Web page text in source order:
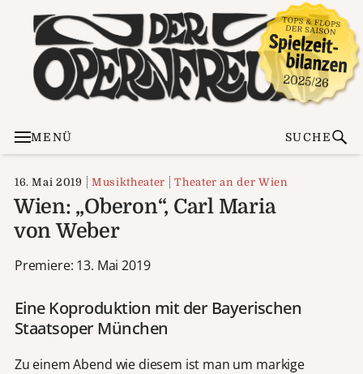
MENÜ SUCHE
16. Mai 2019 Musiktheater Theater an der Wien
Wien: „Oberon“, Carl Maria
von Weber
Premiere: 13. Mai 2019
Eine Koproduktion mit der Bayerischen
Staatsoper München
Zu einem Abend wie diesem ist man um markige